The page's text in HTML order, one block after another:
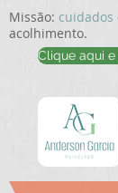
Missão:
acolhimento.
Clique aqui